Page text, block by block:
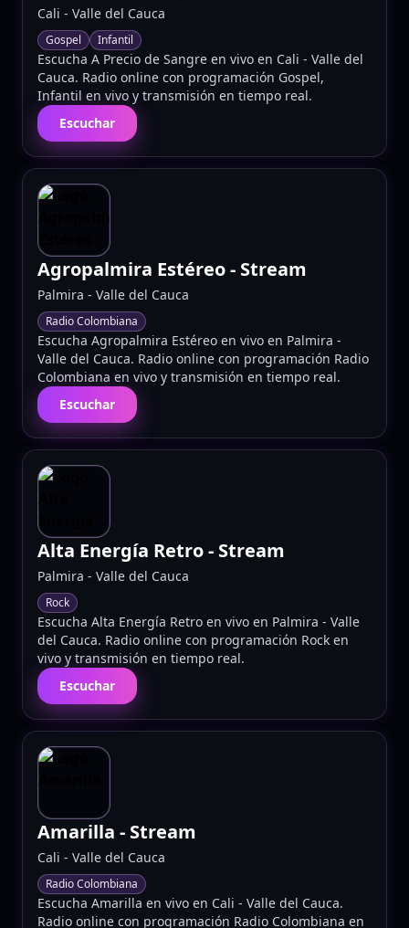
Cali - Valle del Cauca
Gospel Infantil
Escucha A Precio de Sangre en vivo en Cali - Valle del
Cauca. Radio online con programación Gospel,
Infantil en vivo y transmisión en tiempo real.
Escuchar
Agropalmira Estéreo- Stream
Palmira - Valle del Cauca
Radio Colombiana
Escucha Agropalmira Estéreo en vivo en Palmira -
Valle del Cauca. Radio online con programación Radio
Colombiana en vivo y transmisión en tiempo real.
Escuchar
Alta Energía Retro- Stream
Palmira - Valle del Cauca
Rock
Escucha Alta Energía Retro en vivo en Palmira - Valle
del Cauca. Radio online con programación Rock en
vivo y transmisión en tiempo real.
Escuchar
Amarilla - Stream
Cali - Valle del Cauca
Radio Colombiana
Escucha Amarilla en vivo en Cali - Valle del Cauca.
Radio online con programación Radio Colombiana en